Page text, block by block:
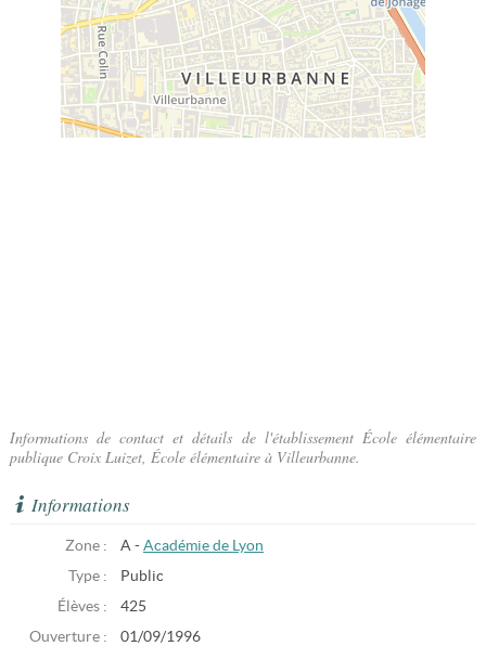
Informations de contact et détails de l'établissement École élémentaire
publique Croix Luizet, École élémentaire à Villeurbanne.
Informations
Zone : A - Académie de Lyon
Type :
Public
Élèves :
425
Ouverture :
01/09/1996